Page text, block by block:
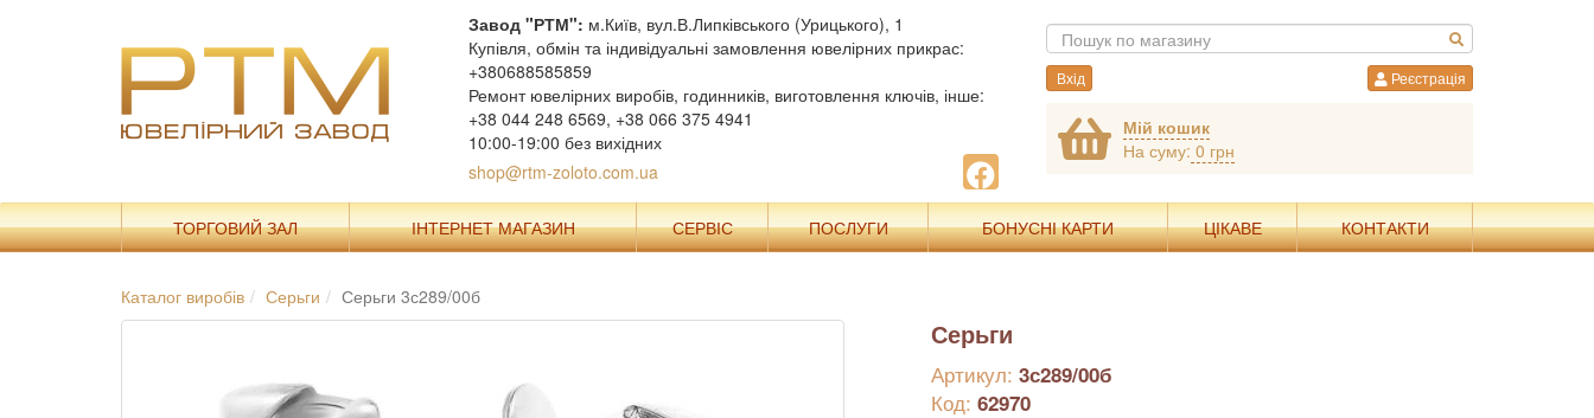
Завод "РТМ": м.Київ, вул.В.Липківського (Урицького), 1
Купівля, обмін та індивідуальні замовлення ювелірних прикрас:
+380688585859
Ремонт ювелірних виробів, годинників, виготовлення ключів, інше:
+38 044 248 6569, +38 066 375 4941
10:00-19:00 без вихідних
shop@rtm-zoloto.com.ua
Вхід Реєстрація
Мій кошик
На суму: 0 грн
ТОРГОВИЙ ЗАЛ ІНТЕРНЕТ МАГАЗИН СЕРВІС ПОСЛУГИ БОНУСНІ КАРТИ ЦІКАВЕ КОНТАКТИ
Каталог виробів Серьги Серьги 3с289/00б
Серьги
Артикул: 3с289/00б
Код: 62970